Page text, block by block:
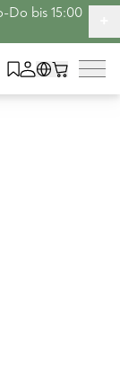
Do bis 15:00